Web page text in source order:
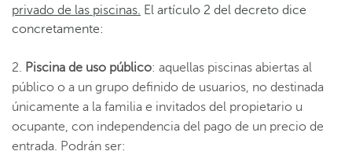
privado de las piscinas. El artículo 2 del decreto dice
concretamente:
Piscina de uso público: aquellas piscinas abiertas al
público o a un grupo definido de usuarios, no destinada
únicamente a la familia e invitados del propietario u
ocupante, con independencia del pago de un precio de
entrada. Podrán ser: